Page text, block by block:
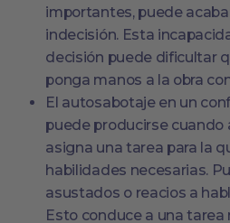
importantes, puede
indecisión. Esta
decisión puede dificultar
ponga manos a la obra
El autosabotaje en un
puede producirse cuando
asigna una tarea para la
habilidades necesarias.
asustados o reacios a
Esto conduce a una